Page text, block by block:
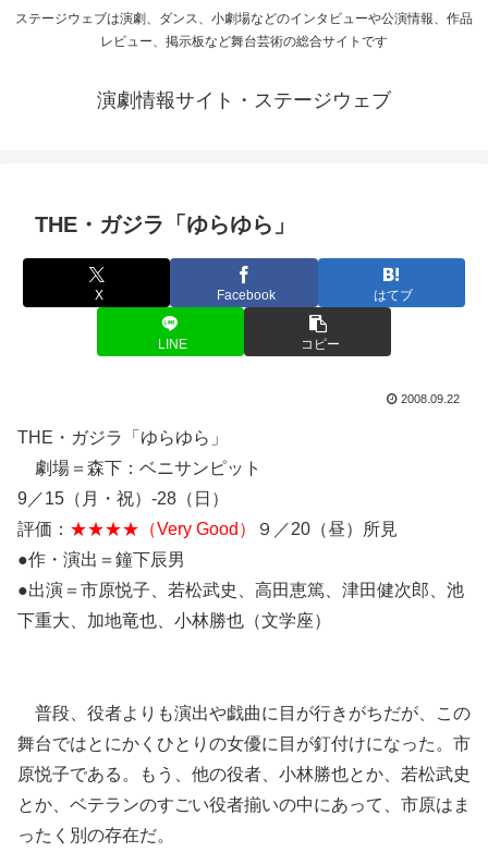
ステージウェブは演劇、ダンス、小劇場などのインタビューや公演情報、作品
レビュー、掲示板など舞台芸術の総合サイトです
演劇情報サイト・ステージウェブ
THE・ガジラ「ゆらゆら」
X Facebook はてブ
LINE コピー
2008.09.22
THE・ガジラ「ゆらゆら」
劇場＝森下：ベニサンピット
9／15（月・祝）‐28（日）
評価： ★★★★（Very Good）
９／20（昼）所見
●作・演出＝鐘下辰男
●出演＝市原悦子、若松武史、高田恵篤、津田健次郎、池
下重大、加地竜也、小林勝也（文学座）
普段、役者よりも演出や戯曲に目が行きがちだが、この
舞台ではとにかくひとりの女優に目が釘付けになった。市
原悦子である。もう、他の役者、小林勝也とか、若松武史
とか、ベテランのすごい役者揃いの中にあって、市原はま
ったく別の存在だ。